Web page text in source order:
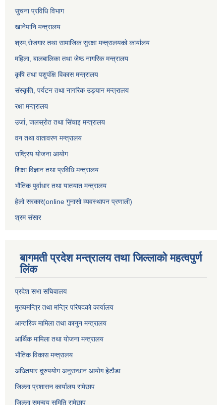
सुचना प्रविधि विभाग
खानेपानि मन्त्रालय
श्रम,रोजगार तथा सामाजिक सुरक्षा मन्त्रालयको कार्यालय
महिला, बालबालिका तथा जेष्ठ नागरिक मन्त्रालय
कृषि तथा पशुपंक्षि विकास मन्त्रालय
संस्कृति, पर्यटन तथा नागरिक उड्‍यान मन्त्रालय
रक्षा मन्त्रालय
उर्जा, जलस्रोत तथा सिंचाइ मन्त्रालय
वन तथा वातावरण मन्त्रालय
राष्ट्रिय योजना आयोग
शिक्षा विज्ञान तथा प्रविधि मन्त्रालय
भौतिक पुर्वाधार तथा यातयात मन्त्रालय
हेलो सरकार(online गुनासो व्यवस्थापन प्रणाली)
श्रम संसार
बागमती प्रदेश मन्त्रालय तथा जिल्लाको महत्वपुर्ण
लिंक
प्रदेश सभा सचिवालय
मुख्यमन्त्रि तथा मन्त्रि परिषदको कार्यालय
आन्तरिक मामिला तथा कानुन मन्त्रालय
आर्थिक मामिला तथा योजना मन्त्रालय
भौतिक विकास मन्त्रालय
अख्तियार दुरुपयोग अनुसन्धान आयोग हेटौडा
जिल्ला प्रशासन कार्यालय रामेछाप
जिल्ला समन्वय समिति रामेछाप